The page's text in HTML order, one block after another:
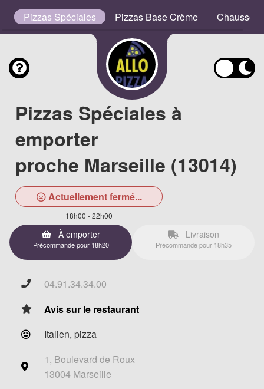
Pizzas Spéciales Pizzas Base Crème Chaussons
Pizzas Spéciales à
emporter
proche Marseille (13014)
Actuellement fermé...
18h00 - 22h00
À emporter
Précommande pour 18h20
Livraison
Précommande pour 18h35
04.91.34.34.00
Avis sur le restaurant
Italien, pizza
1, Boulevard de Roux
13004 Marseille